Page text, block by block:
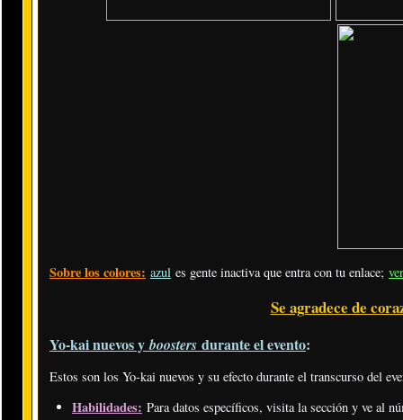
Sobre los colores: azul es gente inactiva que entra con tu enlace;
Se agradece de
Yo-kai nuevos yboosters durante el evento:
Estos son los Yo-kai nuevos y su efecto durante el transcurso del
Habilidades: Para datos específicos, visita la sección y ve al